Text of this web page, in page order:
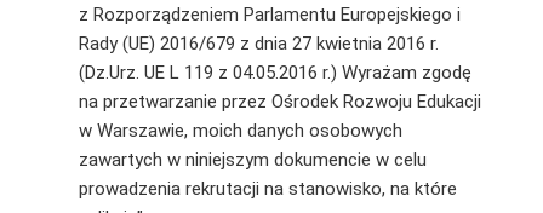
z Rozporządzeniem Parlamentu Europejskiego i
Rady (UE) 2016/679 z dnia 27 kwietnia 2016 r.
(Dz.Urz. UE L 119 z 04.05.2016 r.) Wyrażam zgodę
na przetwarzanie przez Ośrodek Rozwoju Edukacji
w Warszawie, moich danych osobowych
zawartych w niniejszym dokumencie w celu
prowadzenia rekrutacji na stanowisko, na które